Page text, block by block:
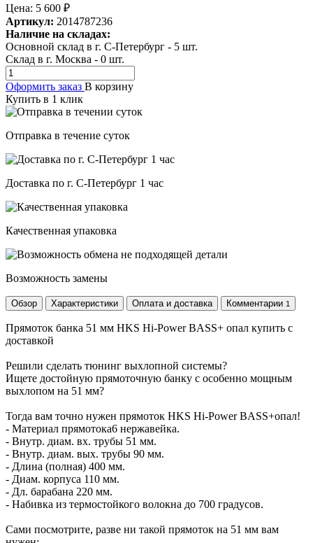
Цена: 5 600 ₽
Артикул: 2014787236
Наличие на складах:
Основной склад в г. С-Петербург - 5 шт.
Склад в г. Москва - 0 шт.
Оформить заказ В корзину
Купить в 1 клик
Отправка в течение суток
Доставка по г. С-Петербург 1 час
Качественная упаковка
Возможность замены
Обзор Характеристики Оплата и доставка Комментарии 1
Прямоток банка 51 мм HKS Hi-Power BASS+ опал купить с
доставкой
Решили сделать тюнинг выхлопной системы?
Ищете достойную прямоточную банку с особенно мощным
выхлопом на 51 мм?
Тогда вам точно нужен прямоток HKS Hi-Power BASS+опал!
- Материал прямотока6 нержавейка.
- Внутр. диам. вх. трубы 51 мм.
- Внутр. диам. вых. трубы 90 мм.
- Длина (полная) 400 мм.
- Диам. корпуса 110 мм.
- Дл. барабана 220 мм.
- Набивка из термостойкого волокна до 700 градусов.
Сами посмотрите, разве ни такой прямоток на 51 мм вам